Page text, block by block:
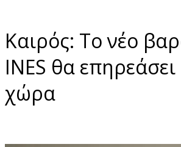
Καιρός: Το νέο
INES θα
χώρα